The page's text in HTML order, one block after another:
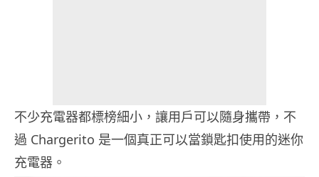
不少充電器都標榜細小，讓用戶可以隨身攜帶，不
過 Chargerito 是一個真正可以當鎖匙扣使用的迷你
充電器。